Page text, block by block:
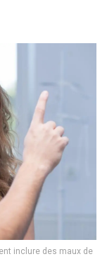
inclure des maux de